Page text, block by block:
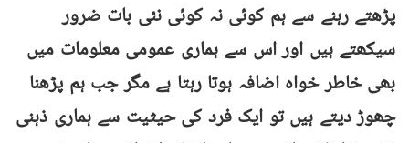
پڑھتے رہنے سے ہم کوئی نہ کوئی نئی بات ضرور
سیکھتے ہیں اور اس سے ہماری عمومی معلومات میں
بھی خاطر خواہ اضافہ ہوتا رہتا ہے مگر جب ہم پڑھنا
چھوڑ دیتے ہیں تو ایک فرد کی حیثیت سے ہماری ذہنی